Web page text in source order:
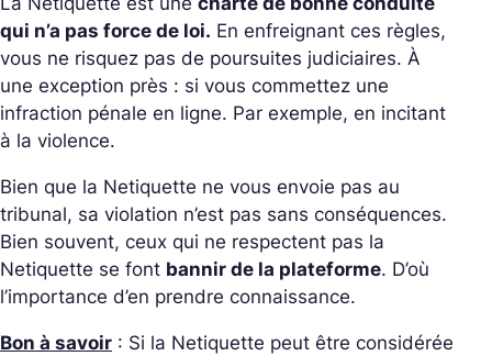
qui n’a pas force de loi. En enfreignant ces règles,
vous ne risquez pas de poursuites judiciaires. À
une exception près : si vous commettez une
infraction pénale en ligne. Par exemple, en incitant
à la violence.
Bien que la Netiquette ne vous envoie pas au
tribunal, sa violation n’est pas sans conséquences.
Bien souvent, ceux qui ne respectent pas la
Netiquette se font bannir de la plateforme. D’où
l’importance d’en prendre connaissance.
Bon à savoir : Si la Netiquette peut être considérée